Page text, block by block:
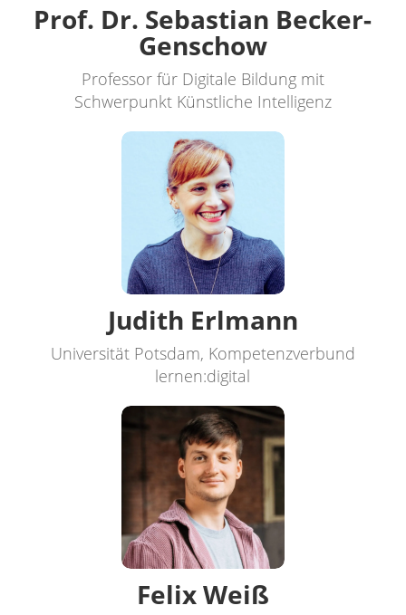
Prof. Dr. Sebastian Becker-
Genschow
Professor für Digitale Bildung mit
Schwerpunkt Künstliche Intelligenz
Judith Erlmann
Universität Potsdam, Kompetenzverbund
lernen:digital
Felix Weiß